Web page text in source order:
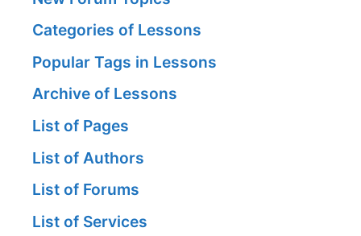
Categories of Lessons
Popular Tags in Lessons
Archive of Lessons
List of Pages
List of Authors
List of Forums
List of Services